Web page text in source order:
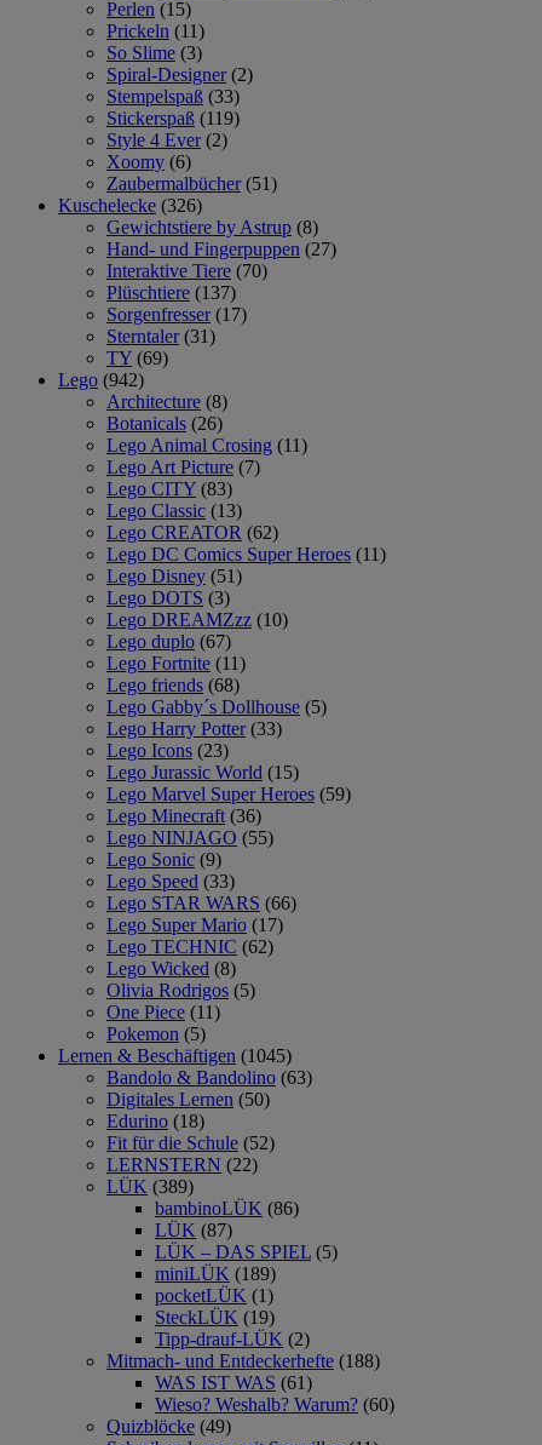
Perlen (15)
Prickeln (11)
So Slime (3)
Spiral-Designer (2)
Stempelspaß (33)
Stickerspaß (119)
Style 4 Ever (2)
Xoomy (6)
Zaubermalbücher (51)
Kuschelecke (326)
Gewichtstiere by Astrup (8)
Hand- und Fingerpuppen (27)
Interaktive Tiere (70)
Plüschtiere (137)
Sorgenfresser (17)
Sterntaler (31)
TY (69)
Lego (942)
Architecture (8)
Botanicals (26)
Lego Animal Crosing (11)
Lego Art Picture (7)
Lego CITY (83)
Lego Classic (13)
Lego CREATOR (62)
Lego DC Comics Super Heroes (11)
Lego Disney (51)
Lego DOTS (3)
Lego DREAMZzz (10)
Lego duplo (67)
Lego Fortnite (11)
Lego friends (68)
Lego Gabby´s Dollhouse (5)
Lego Harry Potter (33)
Lego Icons (23)
Lego Jurassic World (15)
Lego Marvel Super Heroes (59)
Lego Minecraft (36)
Lego NINJAGO (55)
Lego Sonic (9)
Lego Speed (33)
Lego STAR WARS (66)
Lego Super Mario (17)
Lego TECHNIC (62)
Lego Wicked (8)
Olivia Rodrigos (5)
One Piece (11)
Pokemon (5)
Lernen & Beschäftigen (1045)
Bandolo & Bandolino (63)
Digitales Lernen (50)
Edurino (18)
Fit für die Schule (52)
LERNSTERN (22)
LÜK (389)
bambinoLÜK (86)
LÜK (87)
LÜK – DAS SPIEL (5)
miniLÜK (189)
pocketLÜK (1)
SteckLÜK (19)
Tipp-drauf-LÜK (2)
Mitmach- und Entdeckerhefte (188)
WAS IST WAS (61)
Wieso? Weshalb? Warum? (60)
Quizblöcke (49)